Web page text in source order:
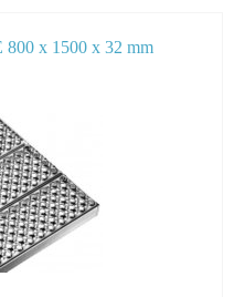
x 1500 x 32 mm